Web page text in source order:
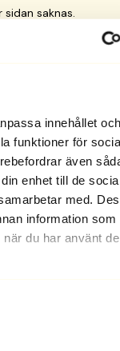
innehållet och
funktioner för
även
enhet till de
med.
information som
du har använt
saknas.
igen.